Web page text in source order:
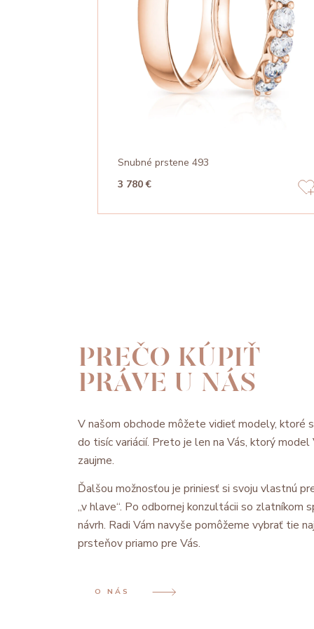
Snubné prstene 493
3 780 €
PREČO KÚPIŤ
PRÁVE U NÁS
V našom obchode môžete vidieť modely, ktoré
do tisíc variácií. Preto je len na Vás, ktorý model
zaujme.
Ďalšou možnosťou je priniesť si svoju vlastnú
„v hlave“. Po odbornej konzultácii so zlatníkom
návrh. Radi Vám navyše pomôžeme vybrať tie
prsteňov priamo pre Vás.
O NÁS